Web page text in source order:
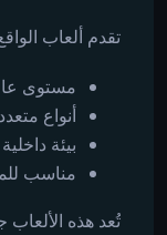
تقدم ألعاب
مستوى
أنواع
بيئة
مناسب
تُعد هذه